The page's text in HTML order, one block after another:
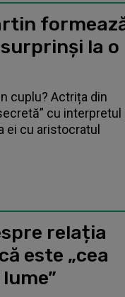
la o
cuplu? Actrița din
cu interpretul
ei cu aristocratul
relația
este „cea